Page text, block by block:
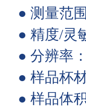
● 测量
● 精度/灵
● 分辨
● 样品杯
● 样品体积